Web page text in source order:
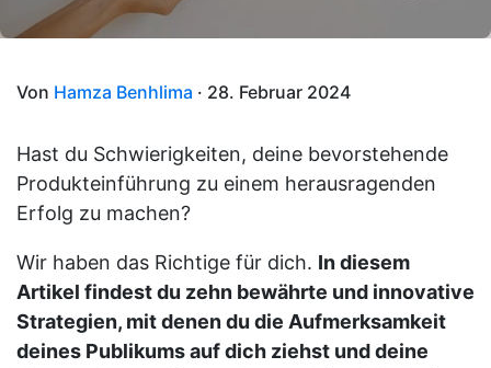
Von Hamza Benhlima · 28. Februar 2024
Hast du Schwierigkeiten, deine bevorstehende
Produkteinführung zu einem herausragenden
Erfolg zu machen?
Wir haben das Richtige für dich. In diesem
Artikel findest du zehn bewährte und innovative
Strategien, mit denen du die Aufmerksamkeit
deines Publikums auf dich ziehst und deine